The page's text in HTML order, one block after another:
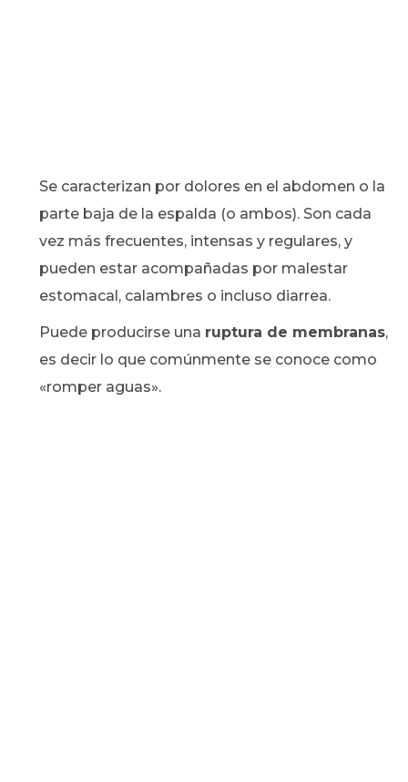
Se caracterizan por dolores en el abdomen o la
parte baja de la espalda (o ambos). Son cada
vez más frecuentes, intensas y regulares, y
pueden estar acompañadas por malestar
estomacal, calambres o incluso diarrea.
Puede producirse una ruptura de membranas,
es decir lo que comúnmente se conoce como
«romper aguas».